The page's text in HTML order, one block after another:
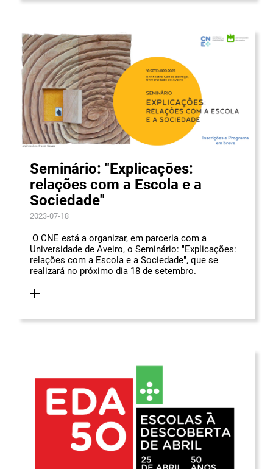
Seminário: "Explicações:
relações com a Escola e a
Sociedade"
2023-07-18
O CNE está a organizar, em parceria com a
Universidade de Aveiro, o Seminário: "Explicações:
relações com a Escola e a Sociedade", que se
realizará no próximo dia 18 de setembro.